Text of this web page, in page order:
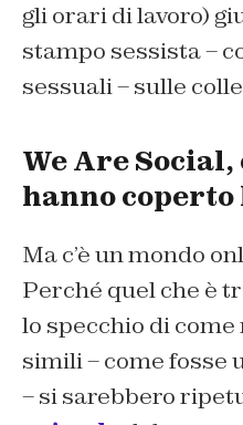
gli orari di lavoro)
stampo sessista –
sessuali – sulle
We Are
hanno
Ma c’è un mondo
Perché quel che è
lo specchio di
simili – come fosse
– si sarebbero